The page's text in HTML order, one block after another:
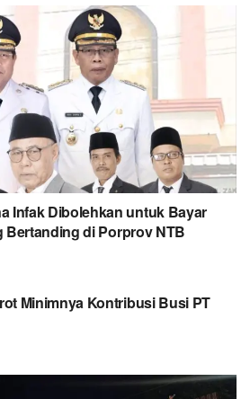
Infak Dibolehkan untuk Bayar
Bertanding di Porprov NTB
Minimnya Kontribusi Busi PT